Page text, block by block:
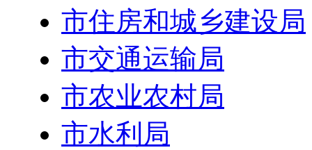
市住房和城乡建设局
市交通运输局
市农业农村局
市水利局